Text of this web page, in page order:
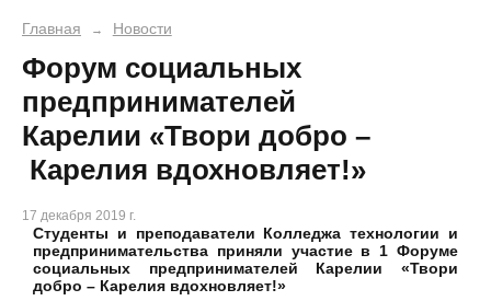
Главная → Новости
Форум социальных
предпринимателей
Карелии «Твори добро –
Карелия вдохновляет!»
17 декабря 2019 г.
Студенты и преподаватели Колледжа технологии и
предпринимательства приняли участие в 1 Форуме
социальных предпринимателей Карелии «Твори
добро – Карелия вдохновляет!»